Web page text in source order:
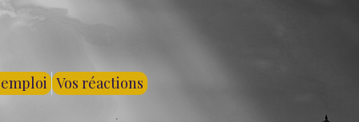
Vos réactions